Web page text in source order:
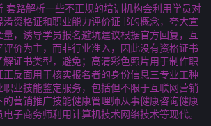
套路解析一些不正规的培训机构会利用学员对
资格证和职业能力评价证书的概念，夸大宣
，诱导学员报名避坑建议根据官方回复，互
价为主，而非行业准入，因此没有资格证书
证书类型，避免；高清彩色照片用于制作职
反面用于核实报名者的身份信息三专业工种
业技能鉴定服务，包括但不限于互联网营销
营销推广技能健康管理师从事健康咨询健康
子商务师利用计算机技术网络技术等现代。